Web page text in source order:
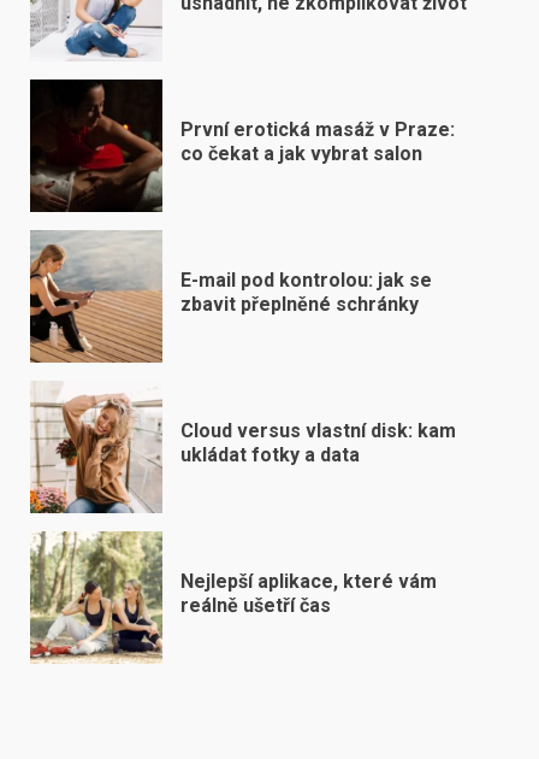
První erotická masáž v Praze:
co čekat a jak vybrat salon
E-mail pod kontrolou: jak se
zbavit přeplněné schránky
Cloud versus vlastní disk: kam
ukládat fotky a data
Nejlepší aplikace, které vám
reálně ušetří čas